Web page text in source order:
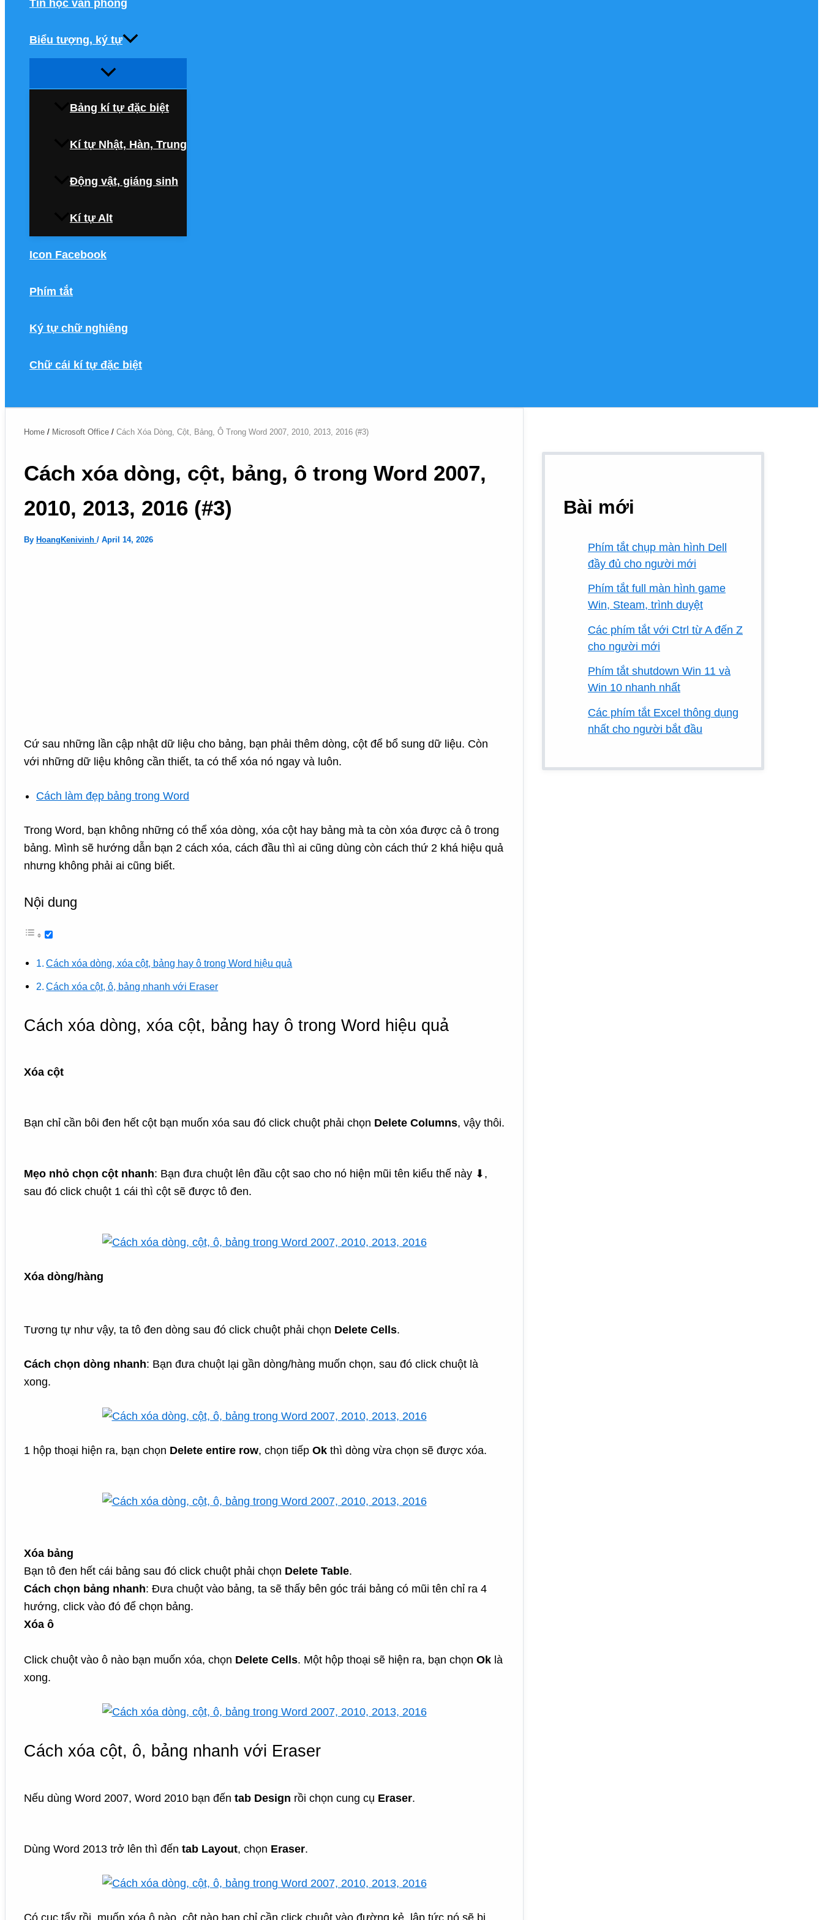
Tin học văn phòng
Biểu tượng, ký tự
Bảng kí tự đặc biệt
Kí tự Nhật, Hàn, Trung
Động vật, giáng sinh
Kí tự Alt
Icon Facebook
Phím tắt
Ký tự chữ nghiêng
Chữ cái kí tự đặc biệt
Home Microsoft Office Cách Xóa Dòng, Cột, Bảng, Ô Trong Word 2007, 2010, 2013, 2016 (#3)
Cách xóa dòng, cột, bảng, ô trong Word 2007,
2010, 2013, 2016 (#3)
By HoangKenivinh / April 14, 2026
Cứ sau những lần cập nhật dữ liệu cho bảng, bạn phải thêm dòng, cột để bổ sung dữ liệu. Còn
với những dữ liệu không cần thiết, ta có thể xóa nó ngay và luôn.
Cách làm đẹp bảng trong Word
Trong Word, bạn không những có thể xóa dòng, xóa cột hay bảng mà ta còn xóa được cả ô trong
bảng. Mình sẽ hướng dẫn bạn 2 cách xóa, cách đầu thì ai cũng dùng còn cách thứ 2 khá hiệu quả
nhưng không phải ai cũng biết.
Nội dung
Cách xóa dòng, xóa cột, bảng hay ô trong Word hiệu quả
Cách xóa cột, ô, bảng nhanh với Eraser
Cách xóa dòng, xóa cột, bảng hay ô trong Word hiệu quả
Xóa cột
Bạn chỉ cần bôi đen hết cột bạn muốn xóa sau đó click chuột phải chọn Delete Columns, vậy thôi.
Mẹo nhỏ chọn cột nhanh: Bạn đưa chuột lên đầu cột sao cho nó hiện mũi tên kiểu thế này ⬇,
sau đó click chuột 1 cái thì cột sẽ được tô đen.
Xóa dòng/hàng
Tương tự như vậy, ta tô đen dòng sau đó click chuột phải chọn Delete Cells.
Cách chọn dòng nhanh: Bạn đưa chuột lại gần dòng/hàng muốn chọn, sau đó click chuột là
xong.
1 hộp thoại hiện ra, bạn chọn Delete entire row, chọn tiếp Ok thì dòng vừa chọn sẽ được xóa.
Xóa bảng
Bạn tô đen hết cái bảng sau đó click chuột phải chọn Delete Table.
Cách chọn bảng nhanh: Đưa chuột vào bảng, ta sẽ thấy bên góc trái bảng có mũi tên chỉ ra 4
hướng, click vào đó để chọn bảng.
Xóa ô
Click chuột vào ô nào bạn muốn xóa, chọn Delete Cells. Một hộp thoại sẽ hiện ra, bạn chọn Ok là
xong.
Cách xóa cột, ô, bảng nhanh với Eraser
Nếu dùng Word 2007, Word 2010 bạn đến tab Design rồi chọn cung cụ Eraser.
Dùng Word 2013 trở lên thì đến tab Layout, chọn Eraser.
Có cục tẩy rồi, muốn xóa ô nào, cột nào bạn chỉ cần click chuột vào đường kẻ, lập tức nó sẽ bị
Bài mới
Phím tắt chụp màn hình Dell
đầy đủ cho người mới
Phím tắt full màn hình game
Win, Steam, trình duyệt
Các phím tắt với Ctrl từ A đến Z
cho người mới
Phím tắt shutdown Win 11 và
Win 10 nhanh nhất
Các phím tắt Excel thông dụng
nhất cho người bắt đầu